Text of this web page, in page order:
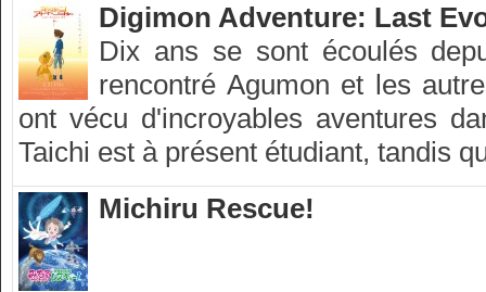
Digimon Adventure: Last
Dix ans se sont écoulés
rencontré Agumon et les
ont vécu d'incroyables aventures
Taichi est à présent étudiant, tandis
Michiru Rescue!